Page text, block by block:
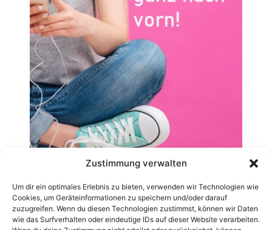
Zustimmung verwalten
Um dir ein optimales Erlebnis zu bieten, verwenden wir Technologien wie
Cookies, um Geräteinformationen zu speichern und/oder darauf
zuzugreifen. Wenn du diesen Technologien zustimmst, können wir Daten
wie das Surfverhalten oder eindeutige IDs auf dieser Website verarbeiten.